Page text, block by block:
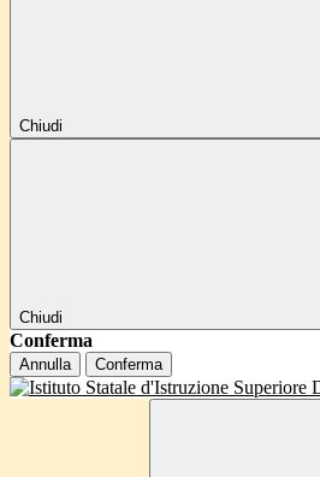
Chiudi
Chiudi
Conferma
Annulla Conferma